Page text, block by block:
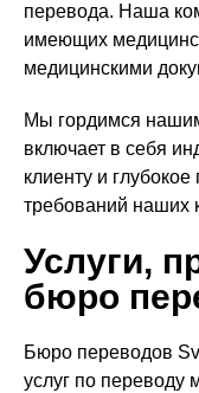
перевода. Наша
имеющих
медицинскими
Мы гордимся
включает в себя
клиенту и
требований наших
Услуги,
бюро
Бюро переводов
услуг по переводу